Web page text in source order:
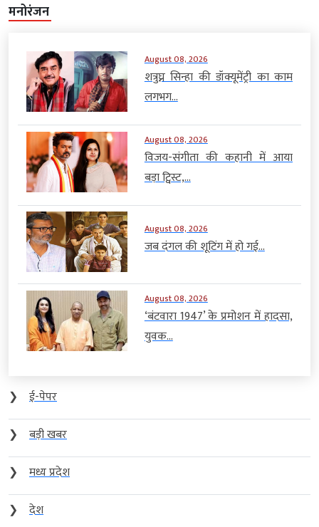
मनोरंजन
August 08, 2026
शत्रुघ्न सिन्हा की डॉक्यूमेंट्री का काम
लगभग...
August 08, 2026
विजय-संगीता की कहानी में आया
बड़ा ट्विस्ट,...
August 08, 2026
जब दंगल की शूटिंग में हो गई...
August 08, 2026
‘बंटवारा 1947’ के प्रमोशन में हादसा,
युवक...
❯
ई-पेपर
❯
बड़ी खबर
❯
मध्य प्रदेश
❯
देश